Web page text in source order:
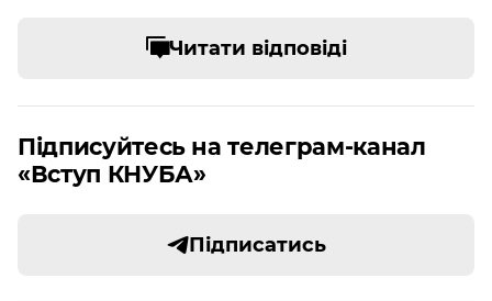
Читати відповіді
Підписуйтесь на телеграм-канал
«Вступ КНУБА»
Підписатись